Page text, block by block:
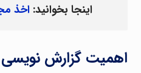
اینجا بخوانید: اخذ
اهمیت گزارش نویسی